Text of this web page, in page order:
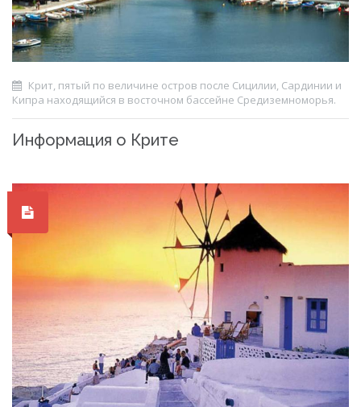
Крит, пятый по величине остров после Сицилии, Сардинии и
Кипра находящийся в восточном бассейне Средиземноморья.
Информация о Крите